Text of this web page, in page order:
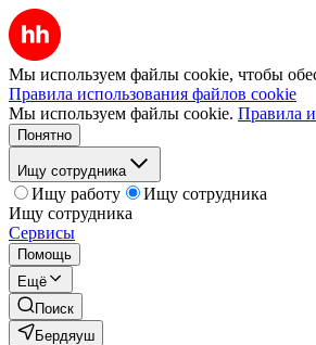
Мы используем файлы cookie, чтобы
Правила использования файлов cookie
Мы используем файлы cookie. Правила
Понятно
Ищу сотрудника
Ищу работу
Ищу сотрудника
Ищу сотрудника
Сервисы
Помощь
Ещё
Поиск
Бердяуш